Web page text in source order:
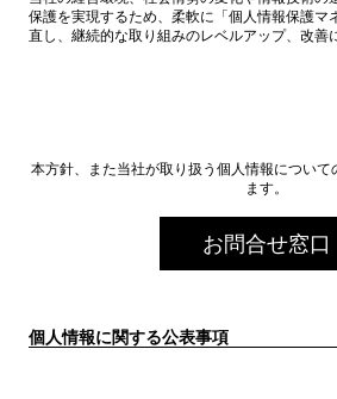
保護を実現するため、柔軟に「個人情報保護マ
直し、継続的な取り組みのレベルアップ、改善
本方針、また当社が取り扱う個人情報について
ます。
お問合せ窓口
個人情報に関する公表事項